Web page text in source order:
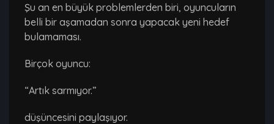
Şu an en büyük problemlerden biri, oyuncuların
belli bir aşamadan sonra yapacak yeni hedef
bulamaması.
Birçok oyuncu:
“Artık sarmıyor.”
düşüncesini paylaşıyor.